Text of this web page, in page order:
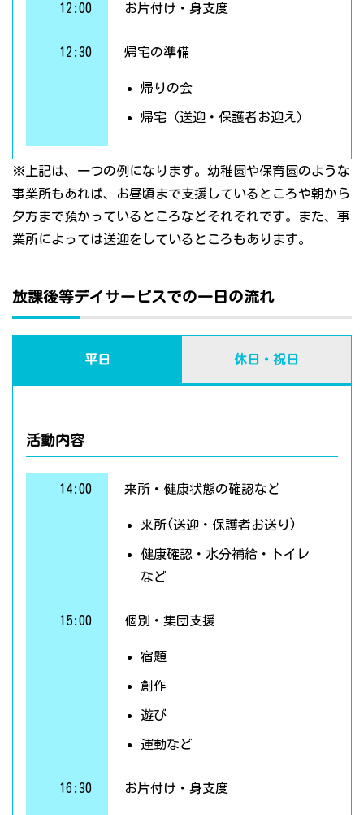
12:00 お片付け・身支度
12:30 帰宅の準備
帰りの会
帰宅（送迎・保護者お迎え）
※上記は、一つの例になります。幼稚園や保育園のような
事業所もあれば、お昼頃まで支援しているところや朝から
夕方まで預かっているところなどそれぞれです。また、事
業所によっては送迎をしているところもあります。
放課後等デイサービスでの一日の流れ
平日 休日・祝日
活動内容
14:00 来所・健康状態の確認など
来所(送迎・保護者お送り)
健康確認・水分補給・トイレ
など
15:00 個別・集団支援
宿題
創作
遊び
運動など
16:30 お片付け・身支度